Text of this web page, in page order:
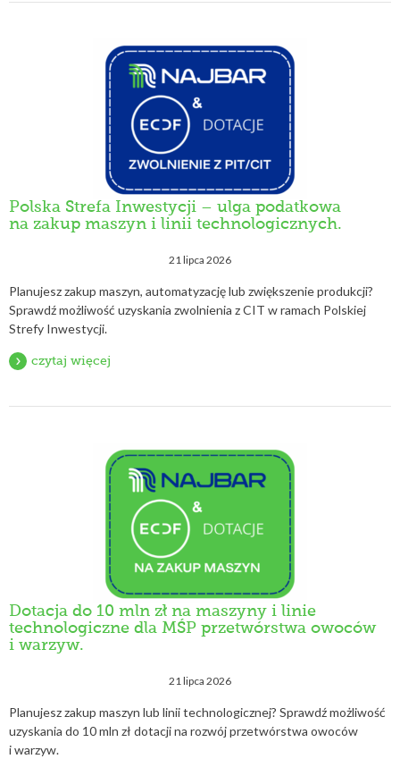
Polska Strefa Inwestycji – ulga podatkowa
na zakup maszyn i linii technologicznych.
21 lipca 2026
Planujesz zakup maszyn, automatyzację lub zwiększenie produkcji?
Sprawdź możliwość uzyskania zwolnienia z CIT w ramach Polskiej
Strefy Inwestycji.
czytaj więcej
Dotacja do 10 mln zł na maszyny i linie
technologiczne dla MŚP przetwórstwa owoców
i warzyw.
21 lipca 2026
Planujesz zakup maszyn lub linii technologicznej? Sprawdź możliwość
uzyskania do 10 mln zł dotacji na rozwój przetwórstwa owoców
i warzyw.